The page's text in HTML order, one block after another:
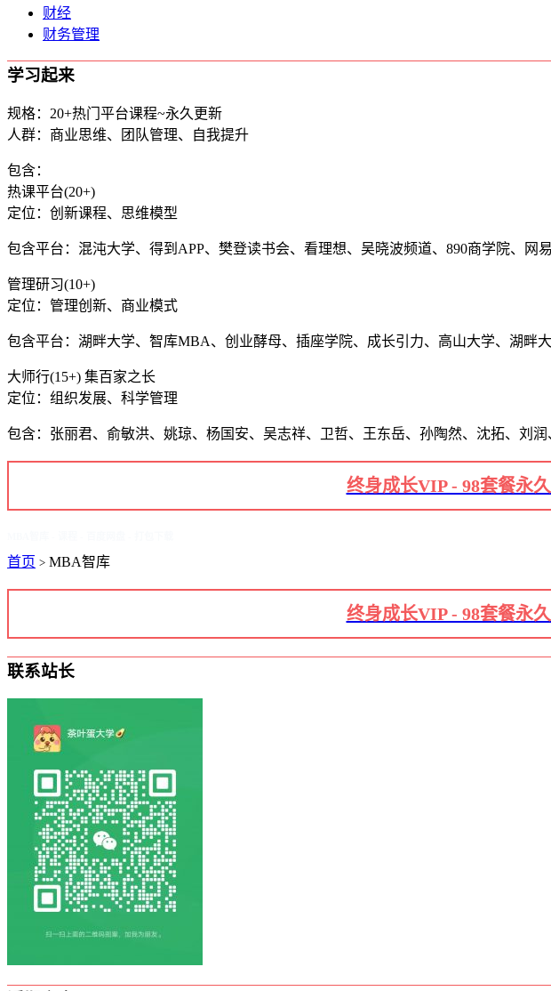
财经
财务管理
学习起来
规格：20+热门平台课程~永久更新
人群：商业思维、团队管理、自我提升
包含：
热课平台(20+)
定位：创新课程、思维模型
包含平台：混沌大学、得到APP、樊登读书会、看理想、吴晓波频道、890商学院、
管理研习(10+)
定位：管理创新、商业模式
包含平台：湖畔大学、智库MBA、创业酵母、插座学院、成长引力、高山大学、湖畔
大师行(15+) 集百家之长
定位：组织发展、科学管理
包含：张丽君、俞敏洪、姚琼、杨国安、吴志祥、卫哲、王东岳、孙陶然、沈拓、刘
终身成长VIP - 98套餐永
首页 > MBA智库
终身成长VIP - 98套餐永
联系站长